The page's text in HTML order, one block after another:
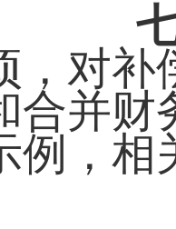
，对补
合并财
例，相